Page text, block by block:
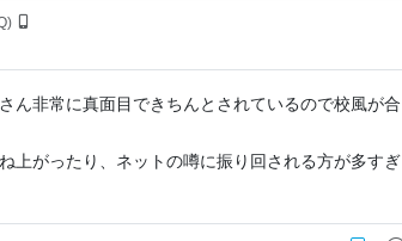
ん非常に真面目できちんとされているので校風が合
上がったり、ネットの噂に振り回される方が多すぎ